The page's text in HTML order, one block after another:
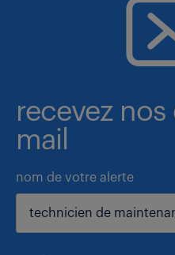
recevez
mail
nom de votre alerte